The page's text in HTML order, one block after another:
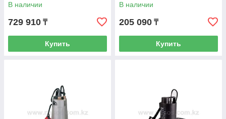
В наличии
729 910 ₸
Купить
В наличии
205 090 ₸
Купить